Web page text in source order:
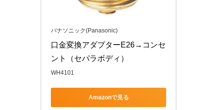
パナソニック(Panasonic)
口金変換アダプターE26→コンセ
ント（セパラボディ）
WH4101
Amazonで見る